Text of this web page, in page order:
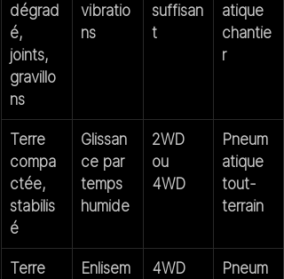
dégrad
é,
joints,
gravillo
ns
vibratio
ns
suffisan
t
atique
chantie
r
Terre
compa
ctée,
stabilis
é
Glissan
ce par
temps
humide
2WD
ou
4WD
Pneum
atique
tout-
terrain
Terre Enlisem 4WD Pneum